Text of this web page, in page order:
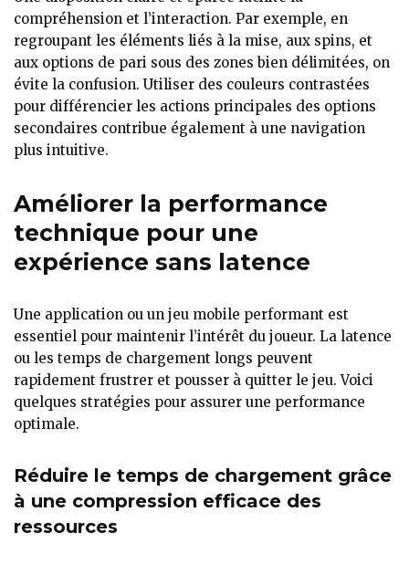
compréhension et l’interaction. Par exemple, en
regroupant les éléments liés à la mise, aux spins, et
aux options de pari sous des zones bien délimitées, on
évite la confusion. Utiliser des couleurs contrastées
pour différencier les actions principales des options
secondaires contribue également à une navigation
plus intuitive.
Améliorer la performance
technique pour une
expérience sans latence
Une application ou un jeu mobile performant est
essentiel pour maintenir l’intérêt du joueur. La latence
ou les temps de chargement longs peuvent
rapidement frustrer et pousser à quitter le jeu. Voici
quelques stratégies pour assurer une performance
optimale.
Réduire le temps de chargement grâce
à une compression efficace des
ressources